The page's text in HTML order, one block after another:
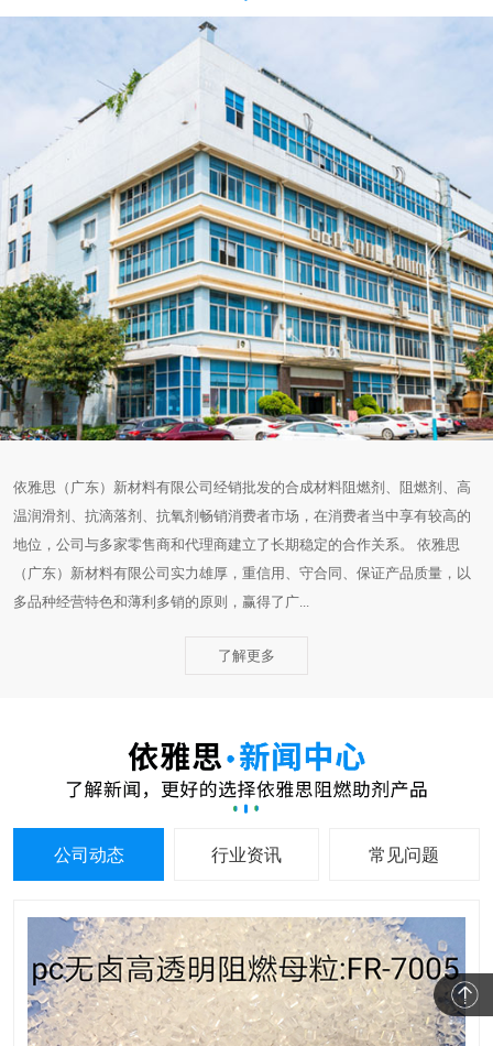
依雅思（广东）新材料有限公司经销批发的合成材料阻燃剂、阻燃剂、高
温润滑剂、抗滴落剂、抗氧剂畅销消费者市场，在消费者当中享有较高的
地位，公司与多家零售商和代理商建立了长期稳定的合作关系。 依雅思
（广东）新材料有限公司实力雄厚，重信用、守合同、保证产品质量，以
多品种经营特色和薄利多销的原则，赢得了广...
了解更多
公司动态 行业资讯 常见问题